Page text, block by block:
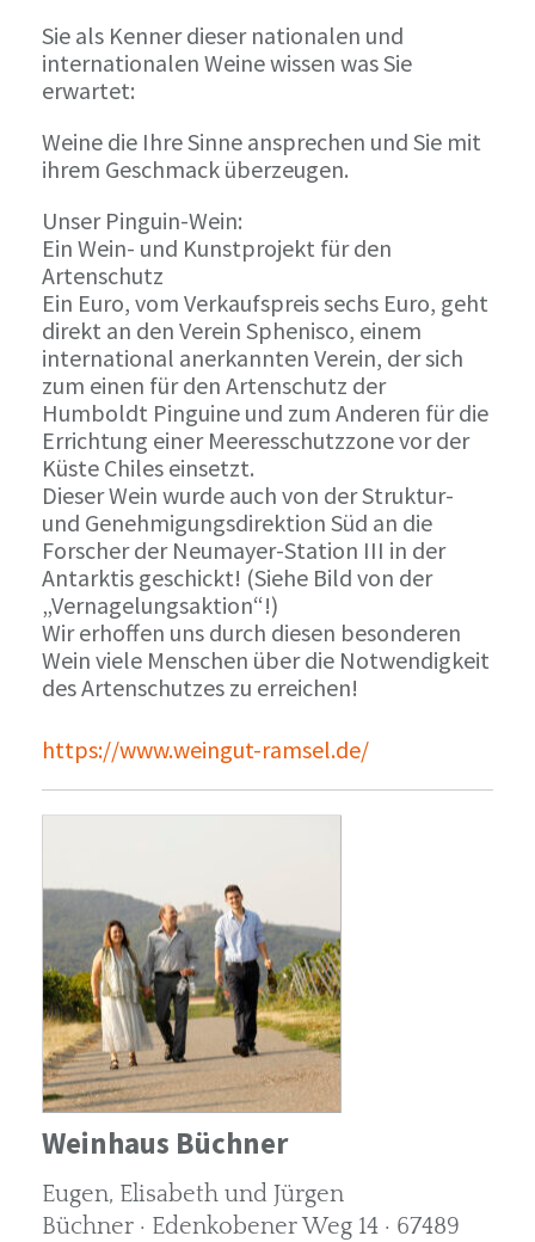
Sie als Kenner dieser nationalen und
internationalen Weine wissen was Sie
erwartet:
Weine die Ihre Sinne ansprechen und Sie mit
ihrem Geschmack überzeugen.
Unser Pinguin-Wein:
Ein Wein- und Kunstprojekt für den
Artenschutz
Ein Euro, vom Verkaufspreis sechs Euro, geht
direkt an den Verein Sphenisco, einem
international anerkannten Verein, der sich
zum einen für den Artenschutz der
Humboldt Pinguine und zum Anderen für die
Errichtung einer Meeresschutzzone vor der
Küste Chiles einsetzt.
Dieser Wein wurde auch von der Struktur-
und Genehmigungsdirektion Süd an die
Forscher der Neumayer-Station III in der
Antarktis geschickt! (Siehe Bild von der
„Vernagelungsaktion“!)
Wir erhoffen uns durch diesen besonderen
Wein viele Menschen über die Notwendigkeit
des Artenschutzes zu erreichen!
https://www.weingut-ramsel.de/
Weinhaus Büchner
Eugen, Elisabeth und Jürgen
Büchner · Edenkobener Weg 14 · 67489